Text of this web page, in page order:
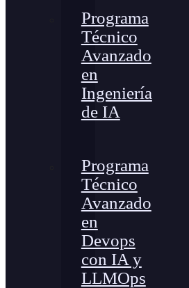
Programa
Técnico
Avanzado
en
Ingeniería
de IA
Programa
Técnico
Avanzado
en
Devops
con IA y
LLMOps